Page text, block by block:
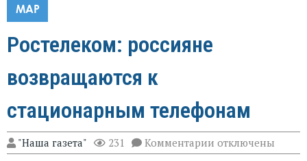
МАР
Ростелеком: россияне
возвращаются к
стационарным телефонам
"Наша газета" 231 Комментарии к
записи
отключены